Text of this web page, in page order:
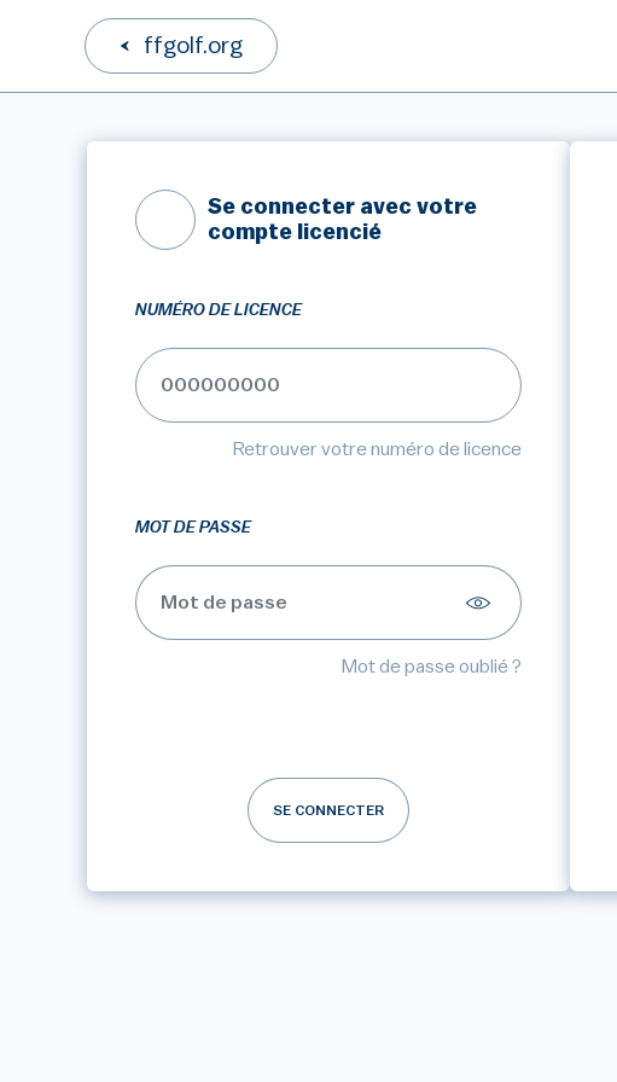
ffgolf.org
Se connecter avec votre
compte licencié
NUMÉRO DE LICENCE
Retrouver votre numéro de licence
MOT DE PASSE
Mot de passe oublié ?
SE CONNECTER